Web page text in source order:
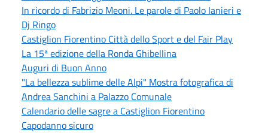
In ricordo di Fabrizio Meoni. Le parole di Paolo Ianieri e
Dj Ringo
Castiglion Fiorentino Città dello Sport e del Fair Play
La 15ª edizione della Ronda Ghibellina
Auguri di Buon Anno
"La bellezza sublime delle Alpi" Mostra fotografica di
Andrea Sanchini a Palazzo Comunale
Calendario delle sagre a Castiglion Fiorentino
Capodanno sicuro